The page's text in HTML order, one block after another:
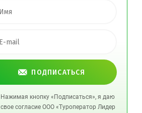
ПОДПИСАТЬСЯ
Нажимая кнопку «Подписаться», я даю
свое согласие ООО «Туроператор Лидер